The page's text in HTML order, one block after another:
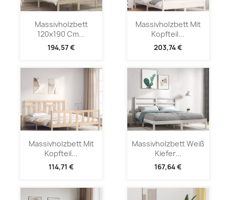
Massivholzbett
120x190 Cm...
194,57 €
Massivholzbett Mit
Kopfteil...
203,74 €
Massivholzbett Mit
Kopfteil...
114,71 €
Massivholzbett Weiß
Kiefer...
167,64 €